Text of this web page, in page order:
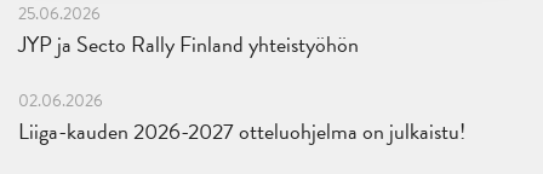
25.06.2026
JYP ja Secto Rally Finland yhteistyöhön
02.06.2026
Liiga-kauden 2026-2027 otteluohjelma on julkaistu!